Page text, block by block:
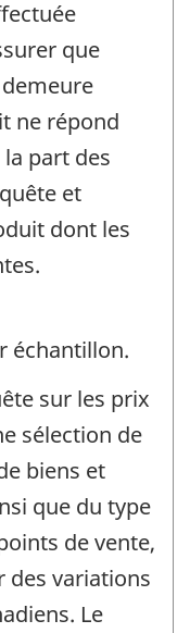
que
ne répond
part des
et
dont les
échantillon.
sur les prix
sélection de
biens et
que du type
de vente,
variations
Le